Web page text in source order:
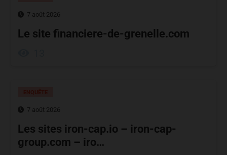
7 août 2026
Le site financiere-de-grenelle.com
7 août 2026
Les sites iron-cap.io – iron-cap-
group.com – iro…